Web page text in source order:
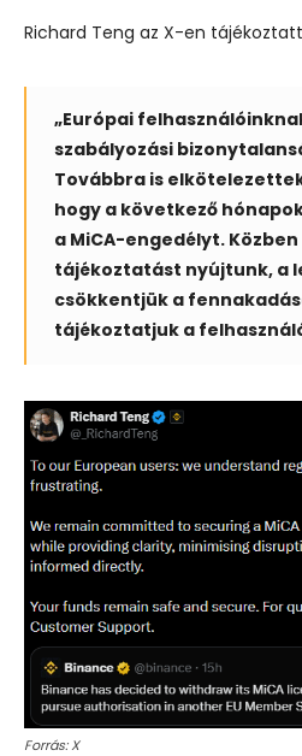
Richard Teng az X-en
„Európai
szabályozási
Továbbra is
hogy a következő
a MiCA-engedélyt.
tájékoztatást nyújtunk, a
csökkentjük a
tájékoztatjuk a
Forrás: X